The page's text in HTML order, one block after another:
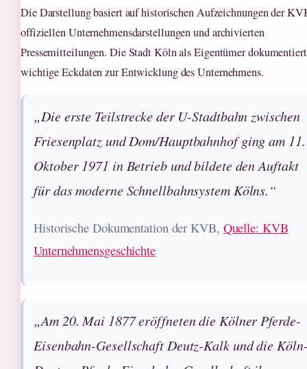
Die Darstellung basiert auf historischen Aufzeichnungen der
offiziellen Unternehmensdarstellungen und archivierten
Pressemitteilungen. Die Stadt Köln als Eigentümer dokumentiert
wichtige Eckdaten zur Entwicklung des Unternehmens.
„Die erste Teilstrecke der U-Stadtbahn zwischen
Friesenplatz und Dom/Hauptbahnhof ging am 11.
Oktober 1971 in Betrieb und bildete den Auftakt
für das moderne Schnellbahnsystem Kölns.“
Historische Dokumentation der KVB, Quelle: KVB
Unternehmensgeschichte
„Am 20. Mai 1877 eröffneten die Kölner Pferde-
Eisenbahn-Gesellschaft Deutz-Kalk und die